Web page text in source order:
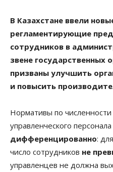
В Казахстане ввели
регламентирующие
сотрудников в
звене государственных
призваны улучшить
и повысить
Нормативы по
управленческого
дифференцированно:
число сотрудников не
управленцев не должна